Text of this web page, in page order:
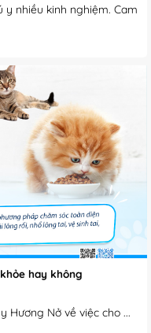
y nhiều kinh nghiệm. Cam
hay không
Hương Nở về việc cho ...